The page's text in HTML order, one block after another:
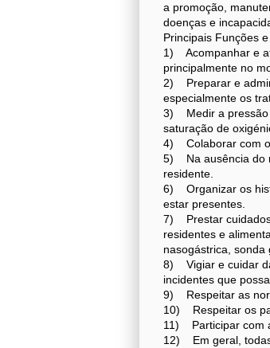
a promoção,
doenças e
Principais Funções
1) Acompanhar e
principalmente no
2) Preparar e
especialmente os
3) Medir a pressão
saturação de
4) Colaborar com
5) Na ausência do
residente.
6) Organizar os
estar presentes.
7) Prestar cuidados
residentes e
nasogástrica, sonda
8) Vigiar e cuidar
incidentes que
9) Respeitar as
10) Respeitar os
11) Participar com
12) Em geral, todas